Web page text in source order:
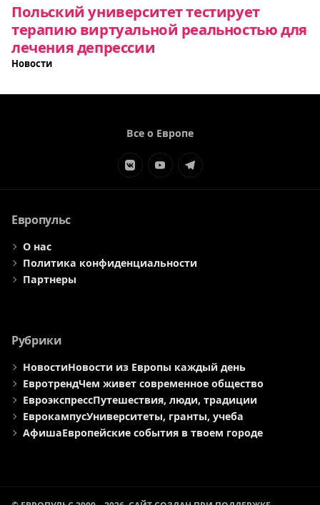
Польский университет тестирует
терапию виртуальной реальностью для
лечения депрессии
Новости
Все о Европе
ЭлементЭлементЭлемент
Европульс
О нас
Политика конфиденциальности
Партнеры
Рубрики
НовостиНовости из Европы каждый день
ЕвротрендЧем живет современное общество
ЕвроэкспрессПутешествия, люди, традиции
ЕврокампусУниверситеты, гранты, учеба
АфишаЕвропейские события в твоем городе